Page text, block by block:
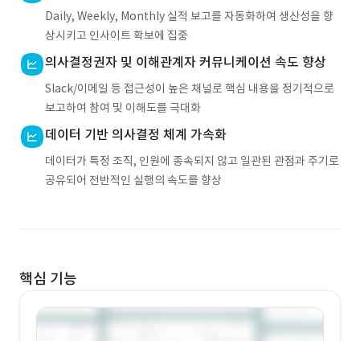
Daily, Weekly, Monthly 실적 보고를 자동화하여 생산성을 향
상시키고 인사이트 확보에 집중
의사결정권자 및 이해관계자 커뮤니케이션 속도 향상
Slack/이메일 등 접근성이 높은 채널로 핵심 내용을 정기적으로
보고하여 참여 및 이해도를 극대화
데이터 기반 의사결정 체계 가속화
데이터가 특정 조직, 인원에 종속되지 않고 일관된 관점과 주기로
공유되어 전반적인 실행의 속도를 향상
핵심 기능